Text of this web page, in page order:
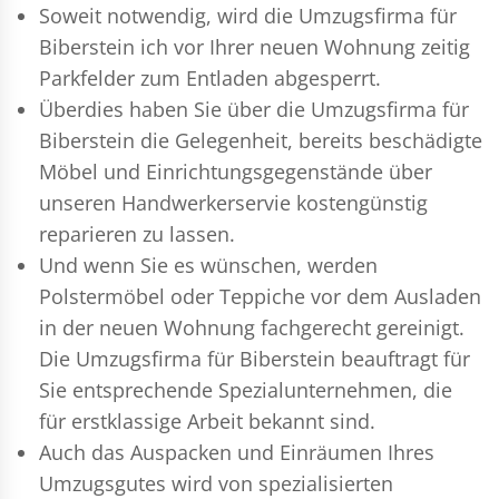
Soweit notwendig, wird die Umzugsfirma für
Biberstein ich vor Ihrer neuen Wohnung zeitig
Parkfelder zum Entladen abgesperrt.
Überdies haben Sie über die Umzugsfirma für
Biberstein die Gelegenheit, bereits beschädigte
Möbel und Einrichtungsgegenstände über
unseren Handwerkerservie kostengünstig
reparieren zu lassen.
Und wenn Sie es wünschen, werden
Polstermöbel oder Teppiche vor dem Ausladen
in der neuen Wohnung fachgerecht gereinigt.
Die Umzugsfirma für Biberstein beauftragt für
Sie entsprechende Spezialunternehmen, die
für erstklassige Arbeit bekannt sind.
Auch das Auspacken und Einräumen Ihres
Umzugsgutes wird von spezialisierten